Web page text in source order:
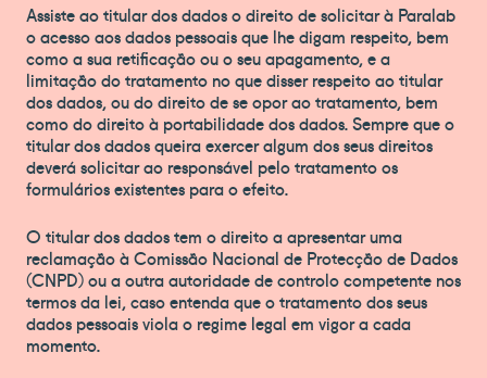
Assiste ao titular dos dados o direito de solicitar à Paralab
o acesso aos dados pessoais que lhe digam respeito, bem
como a sua retificação ou o seu apagamento, e a
limitação do tratamento no que disser respeito ao titular
dos dados, ou do direito de se opor ao tratamento, bem
como do direito à portabilidade dos dados. Sempre que o
titular dos dados queira exercer algum dos seus direitos
deverá solicitar ao responsável pelo tratamento os
formulários existentes para o efeito.
O titular dos dados tem o direito a apresentar uma
reclamação à Comissão Nacional de Protecção de Dados
(CNPD) ou a outra autoridade de controlo competente nos
termos da lei, caso entenda que o tratamento dos seus
dados pessoais viola o regime legal em vigor a cada
momento.